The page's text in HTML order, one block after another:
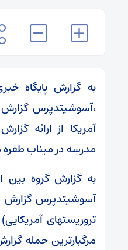
به گزارش پایگاه
،آسوشیتدپرس
آمریکا از ارائه
مدرسه در میناب
به گزارش گروه بین
آسوشیتدپرس گزارش
تروریستهای
مرگبارترین حمله